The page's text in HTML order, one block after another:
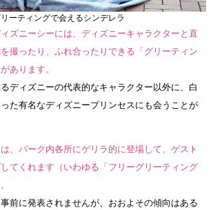
ーティングで会えるシンデレラ
ズニーシーには、ディズニーキャラクターと直
撮ったり、ふれ合ったりできる「グリーティン
あります。
ディズニーの代表的なキャラクター以外に、白
た有名なディズニープリンセスにも会うことが
、パーク内各所にゲリラ的に登場して、ゲスト
てくれます（いわゆる「フリーグリーティング
前に発表されませんが、おおよその傾向はある